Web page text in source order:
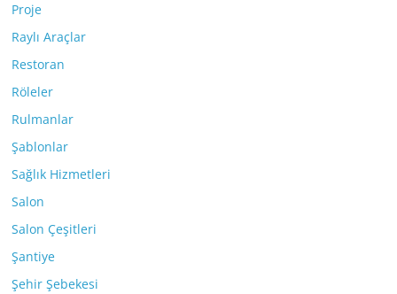
Proje
Raylı Araçlar
Restoran
Röleler
Rulmanlar
Şablonlar
Sağlık Hizmetleri
Salon
Salon Çeşitleri
Şantiye
Şehir Şebekesi